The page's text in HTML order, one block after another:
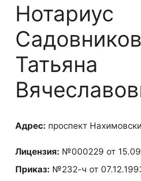
Нотариус
Татьяна
Адрес: проспект
Лицензия: №000229 от
Приказ: №232-ч от